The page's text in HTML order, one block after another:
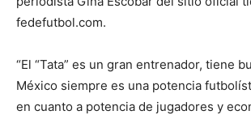
fedefutbol.com.
“El “Tata” es un gran entrenador, tiene
México siempre es una potencia
en cuanto a potencia de jugadores y